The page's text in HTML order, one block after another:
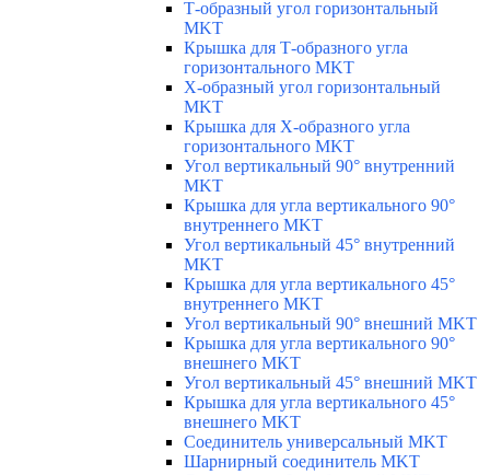
Т-образный угол горизонтальный
MKT
Крышка для Т-образного угла
горизонтального MKT
Х-образный угол горизонтальный
MKT
Крышка для Х-образного угла
горизонтального MKT
Угол вертикальный 90° внутренний
MKT
Крышка для угла вертикального 90°
внутреннего MKT
Угол вертикальный 45° внутренний
MKT
Крышка для угла вертикального 45°
внутреннего MKT
Угол вертикальный 90° внешний MKT
Крышка для угла вертикального 90°
внешнего MKT
Угол вертикальный 45° внешний MKT
Крышка для угла вертикального 45°
внешнего MKT
Соединитель универсальный MKT
Шарнирный соединитель MKT